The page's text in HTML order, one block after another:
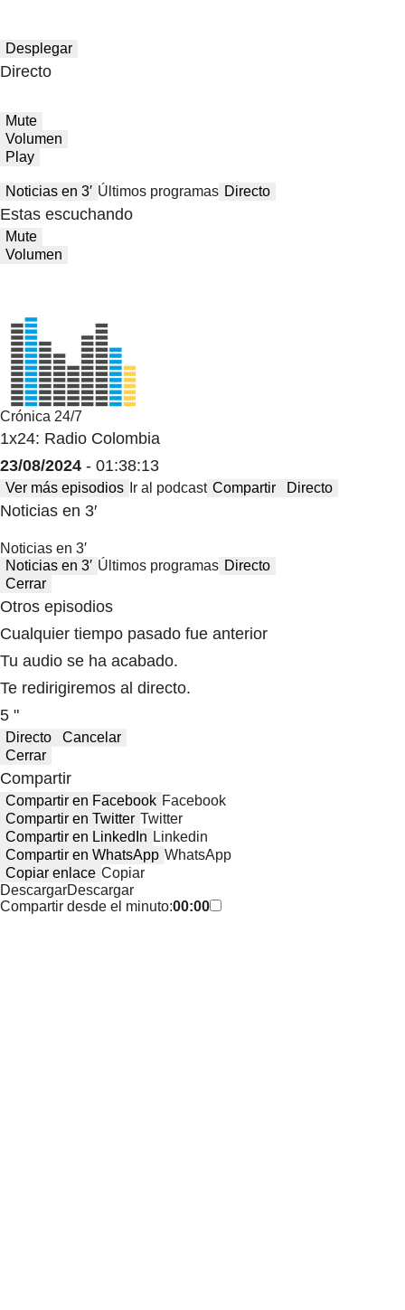
Desplegar
Directo
Mute
Volumen
Play
Noticias en 3′ Últimos programas Directo
Estas escuchando
Mute
Volumen
Crónica 24/7
1x24: Radio Colombia
23/08/2024 - 01:38:13
Ver más episodios Ir al podcast Compartir Directo
Noticias en 3′
Noticias en 3′
Noticias en 3′ Últimos programas Directo
Cerrar
Otros episodios
Cualquier tiempo pasado fue anterior
Tu audio se ha acabado.
Te redirigiremos al directo.
5 "
Directo
Cancelar
Cerrar
Compartir
Compartir en Facebook Facebook
Compartir en Twitter Twitter
Compartir en LinkedIn Linkedin
Compartir en WhatsApp WhatsApp
Copiar enlace Copiar
DescargarDescargar
Compartir desde el minuto:00:00